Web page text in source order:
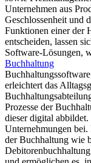
Unternehmen aus
Geschlossenheit und
Funktionen einer der
entscheiden, lassen
Software-Lösungen,
Buchhaltung
erleichtert das
Prozesse der
dieser digital
Unternehmungen
der Buchhaltung wie